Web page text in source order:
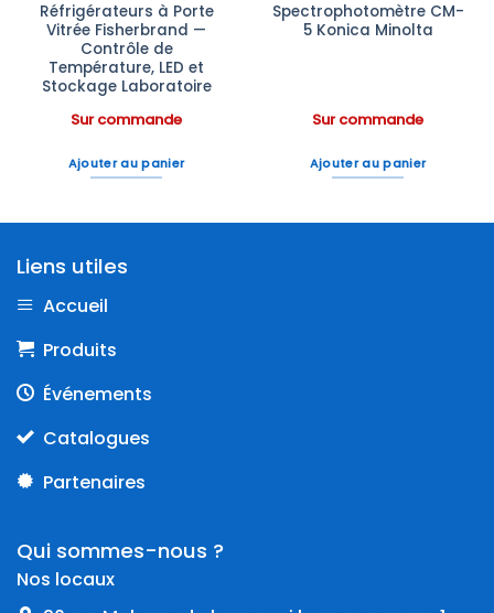
Réfrigérateurs à Porte
Vitrée Fisherbrand —
Contrôle de
Température, LED et
Stockage Laboratoire
Sur commande
Ajouter au panier
Spectrophotomètre CM-
5 Konica Minolta
Sur commande
Ajouter au panier
Liens utiles
Accueil
Produits
Événements
Catalogues
Partenaires
Qui sommes-nous ?
Nos locaux